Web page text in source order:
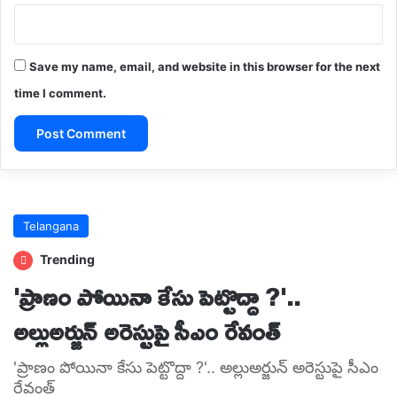
Save my name, email, and website in this browser for the next
time I comment.
t
r
n
i